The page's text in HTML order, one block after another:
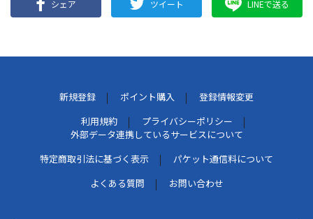
シェア ツイート LINEで送る
新規登録 ポイント購入
登録情報変更
利用規約
プライバシーポリシー
外部データ連携しているサービスについて
特定商取引法に基づく表示
パケット通信料について
よくある質問
お問い合わせ